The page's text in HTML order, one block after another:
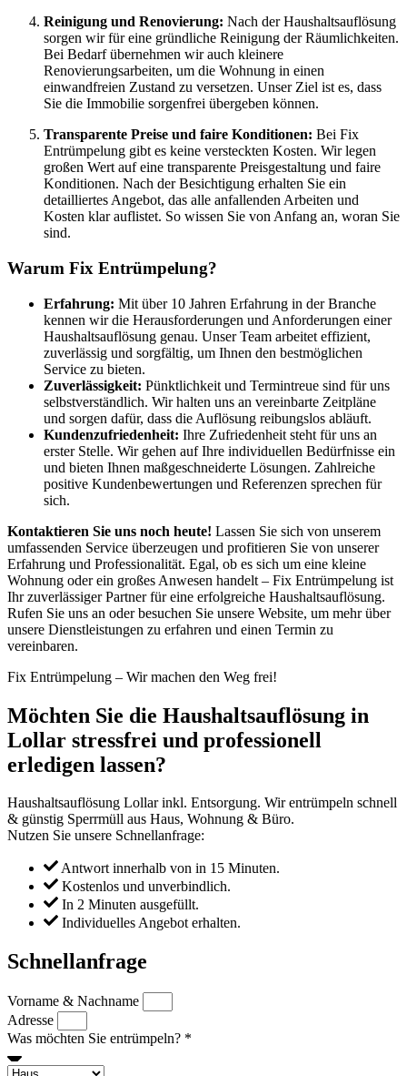
Reinigung und Renovierung: Nach der Haushaltsauflösung
sorgen wir für eine gründliche Reinigung der Räumlichkeiten.
Bei Bedarf übernehmen wir auch kleinere
Renovierungsarbeiten, um die Wohnung in einen
einwandfreien Zustand zu versetzen. Unser Ziel ist es, dass
Sie die Immobilie sorgenfrei übergeben können.
Transparente Preise und faire Konditionen: Bei Fix
Entrümpelung gibt es keine versteckten Kosten. Wir legen
großen Wert auf eine transparente Preisgestaltung und faire
Konditionen. Nach der Besichtigung erhalten Sie ein
detailliertes Angebot, das alle anfallenden Arbeiten und
Kosten klar auflistet. So wissen Sie von Anfang an, woran Sie
sind.
Warum Fix Entrümpelung?
Erfahrung: Mit über 10 Jahren Erfahrung in der Branche
kennen wir die Herausforderungen und Anforderungen einer
Haushaltsauflösung genau. Unser Team arbeitet effizient,
zuverlässig und sorgfältig, um Ihnen den bestmöglichen
Service zu bieten.
Zuverlässigkeit: Pünktlichkeit und Termintreue sind für uns
selbstverständlich. Wir halten uns an vereinbarte Zeitpläne
und sorgen dafür, dass die Auflösung reibungslos abläuft.
Kundenzufriedenheit: Ihre Zufriedenheit steht für uns an
erster Stelle. Wir gehen auf Ihre individuellen Bedürfnisse ein
und bieten Ihnen maßgeschneiderte Lösungen. Zahlreiche
positive Kundenbewertungen und Referenzen sprechen für
sich.
Kontaktieren Sie uns noch heute! Lassen Sie sich von unserem
umfassenden Service überzeugen und profitieren Sie von unserer
Erfahrung und Professionalität. Egal, ob es sich um eine kleine
Wohnung oder ein großes Anwesen handelt – Fix Entrümpelung ist
Ihr zuverlässiger Partner für eine erfolgreiche Haushaltsauflösung.
Rufen Sie uns an oder besuchen Sie unsere Website, um mehr über
unsere Dienstleistungen zu erfahren und einen Termin zu
vereinbaren.
Fix Entrümpelung – Wir machen den Weg frei!
Möchten Sie die Haushaltsauflösung in
Lollar stressfrei und professionell
erledigen lassen?
Haushaltsauflösung Lollar inkl. Entsorgung. Wir entrümpeln schnell
& günstig Sperrmüll aus Haus, Wohnung & Büro.
Nutzen Sie unsere Schnellanfrage:
Antwort innerhalb von in 15 Minuten.
Kostenlos und unverbindlich.
In 2 Minuten ausgefüllt.
Individuelles Angebot erhalten.
Schnellanfrage
Vorname & Nachname
Adresse
Was möchten Sie entrümpeln? *